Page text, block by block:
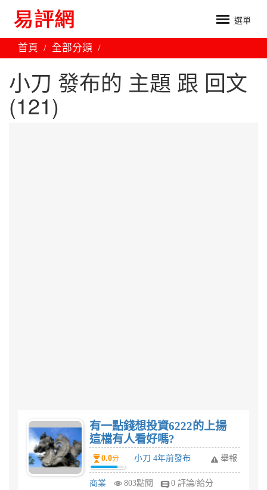
選單
首頁 全部分類
小刀 發布的 主題 跟 回文
(121)
有一點錢想投資6222的上揚
這檔有人看好嗎?
0.0分 小刀 4年前發布 舉報
商業 803點閱
0 評論/給分